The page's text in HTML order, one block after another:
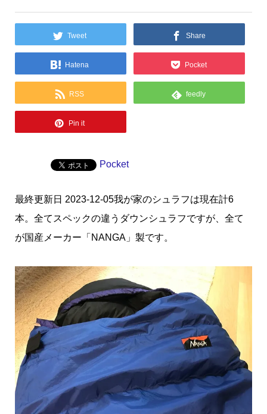
Tweet Share
Hatena Pocket
RSS feedly
Pin it
Pocket
最終更新日 2023-12-05我が家のシュラフは現在計6
本。全てスペックの違うダウンシュラフですが、全て
が国産メーカー「NANGA」製です。